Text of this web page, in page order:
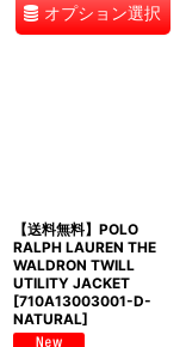
オプション選択
【送料無料】POLO
RALPH LAUREN THE
WALDRON TWILL
UTILITY JACKET
[710A13003001-D-
NATURAL]